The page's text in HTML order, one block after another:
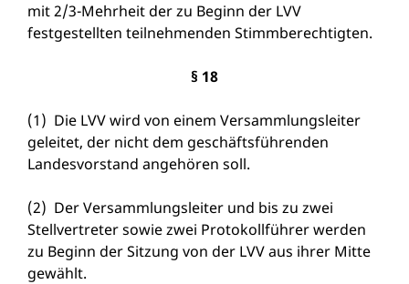
mit 2/3-Mehrheit der zu Beginn der LVV
festgestellten teilnehmenden Stimmberechtigten.
§ 18
(1) Die LVV wird von einem Versammlungsleiter
geleitet, der nicht dem geschäftsführenden
Landesvorstand angehören soll.
(2) Der Versammlungsleiter und bis zu zwei
Stellvertreter sowie zwei Protokollführer werden
zu Beginn der Sitzung von der LVV aus ihrer Mitte
gewählt.